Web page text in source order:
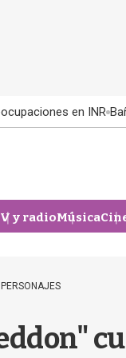
en INR
y radioMúsica
PERSONAJES